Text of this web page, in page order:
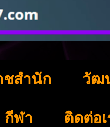
ชสำนัก วัฒ
กีฬา ติดต่อเ